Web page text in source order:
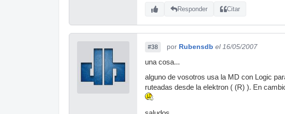
Responder Citar
#38 por Rubensdb el 16/05/2007
una cosa...
alguno de vosotros usa la MD con Logic
ruteadas desde la elektron ( (R) ). En